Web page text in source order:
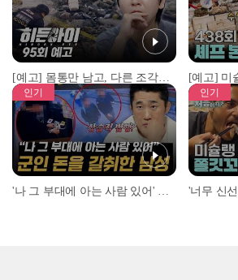
[예고] 몸통만 남고, 다른 조각은 어디에..? 시화호에서 드러난 충격적인 토막 살인사건!
인기 인기